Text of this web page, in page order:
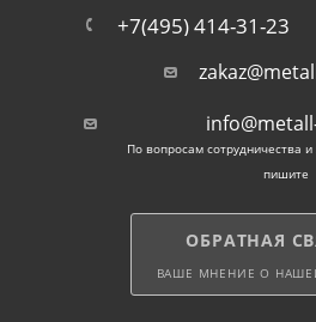
+7(495) 414-31-23
По вопросам сотрудничества
пишите
ОБРАТНАЯ
ВАШЕ МНЕНИЕ О